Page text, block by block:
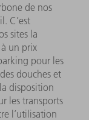
de nos
C’est
sites la
un prix
pour les
douches et
disposition
les transports
l’utilisation